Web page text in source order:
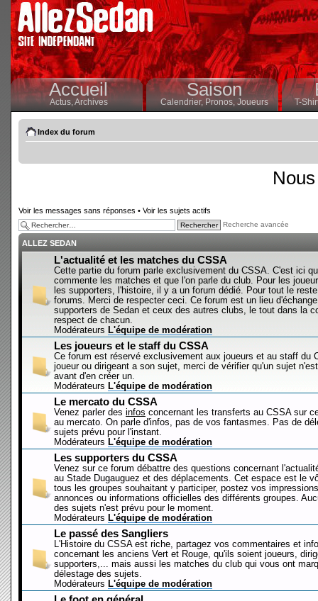
Accueil
Actus,Archives
Saison
Calendrier,Pronos, Joueurs T-
Index du forum
Voir les messages sans réponses • Voir les sujets actifs
Recherche avancée
ALLEZ SEDAN
L'actualité et les matches du CSSA
Cette partie du forum parle exclusivement du CSSA. C'est ici
commente les matches et que l'on parle du club. Pour les
les supporters, l'histoire, il y a un forum dédié. Pour tout le
forums. Merci de respecter ceci. Ce forum est un lieu
supporters de Sedan et ceux des autres clubs, le tout dans la
respect de chacun.
Modérateurs L'équipe de modération
Les joueurs et le staff du CSSA
Ce forum est réservé exclusivement aux joueurs et au staff du
joueur ou dirigeant a son sujet, merci de vérifier qu'un sujet
avant d'en créer un.
Modérateurs L'équipe de modération
Le mercato du CSSA
Venez parler des infos concernant les transferts au CSSA sur
au mercato. On parle d'infos, pas de vos fantasmes. Pas de
sujets prévu pour l'instant.
Modérateurs L'équipe de modération
Les supporters du CSSA
Venez sur ce forum débattre des questions concernant
au Stade Dugauguez et des déplacements. Cet espace est le
tous les groupes souhaitant y participer, postez vos
annonces ou informations officielles des différents groupes.
des sujets n'est prévu pour le moment.
Modérateurs L'équipe de modération
Le passé des Sangliers
L'Histoire du CSSA est riche, partagez vos commentaires et
concernant les anciens Vert et Rouge, qu'ils soient joueurs,
supporters,... mais aussi les matches du club qui vous ont
délestage des sujets.
Modérateurs L'équipe de modération